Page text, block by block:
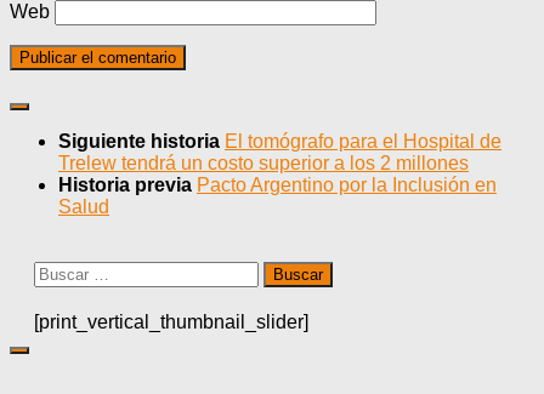
Web
Siguiente historia El tomógrafo para el Hospital de
Trelew tendrá un costo superior a los 2 millones
Historia previa Pacto Argentino por la Inclusión en
Salud
Buscar:
[print_vertical_thumbnail_slider]